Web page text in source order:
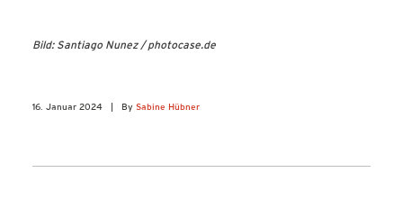
Bild: Santiago Nunez / photocase.de
16. Januar 2024 By Sabine Hübner